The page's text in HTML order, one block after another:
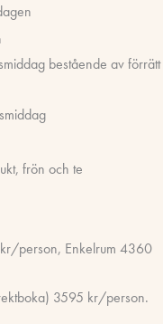
bestående av förrätt
frön och te
person, Enkelrum 4360
3595 kr/person.